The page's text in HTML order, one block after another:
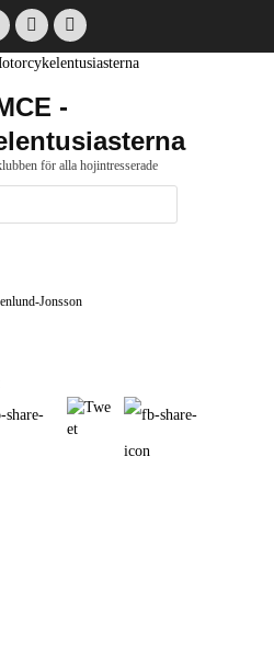
FacebookEmail Instagram
-
för alla hojintresserade
Jonsson